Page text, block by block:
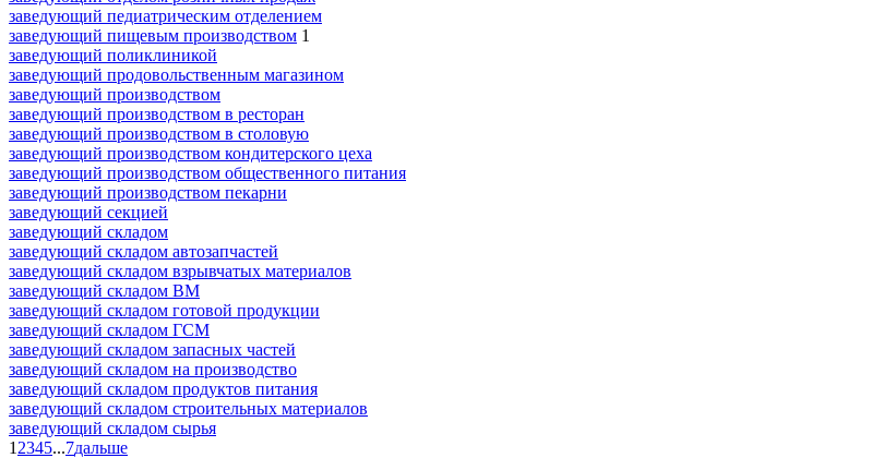
заведующий педиатрическим отделением
заведующий пищевым производством 1
заведующий поликлиникой
заведующий продовольственным магазином
заведующий производством
заведующий производством в ресторан
заведующий производством в столовую
заведующий производством кондитерского цеха
заведующий производством общественного питания
заведующий производством пекарни
заведующий секцией
заведующий складом
заведующий складом автозапчастей
заведующий складом взрывчатых материалов
заведующий складом ВМ
заведующий складом готовой продукции
заведующий складом ГСМ
заведующий складом запасных частей
заведующий складом на производство
заведующий складом продуктов питания
заведующий складом строительных материалов
заведующий складом сырья
1 2345...7дальше